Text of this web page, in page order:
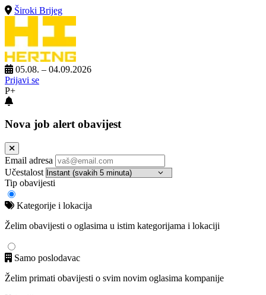
Široki Brijeg
05.08. – 04.09.2026
Prijavi se
P+
Nova job alert obavijest
Email adresa
Učestalost
Tip obavijesti
Kategorije i lokacija
Želim obavijesti o oglasima u istim kategorijama i lokaciji
Samo poslodavac
Želim primati obavijesti o svim novim oglasima kompanije